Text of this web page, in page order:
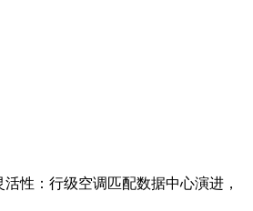
性：行级空调匹配数据中心演进，